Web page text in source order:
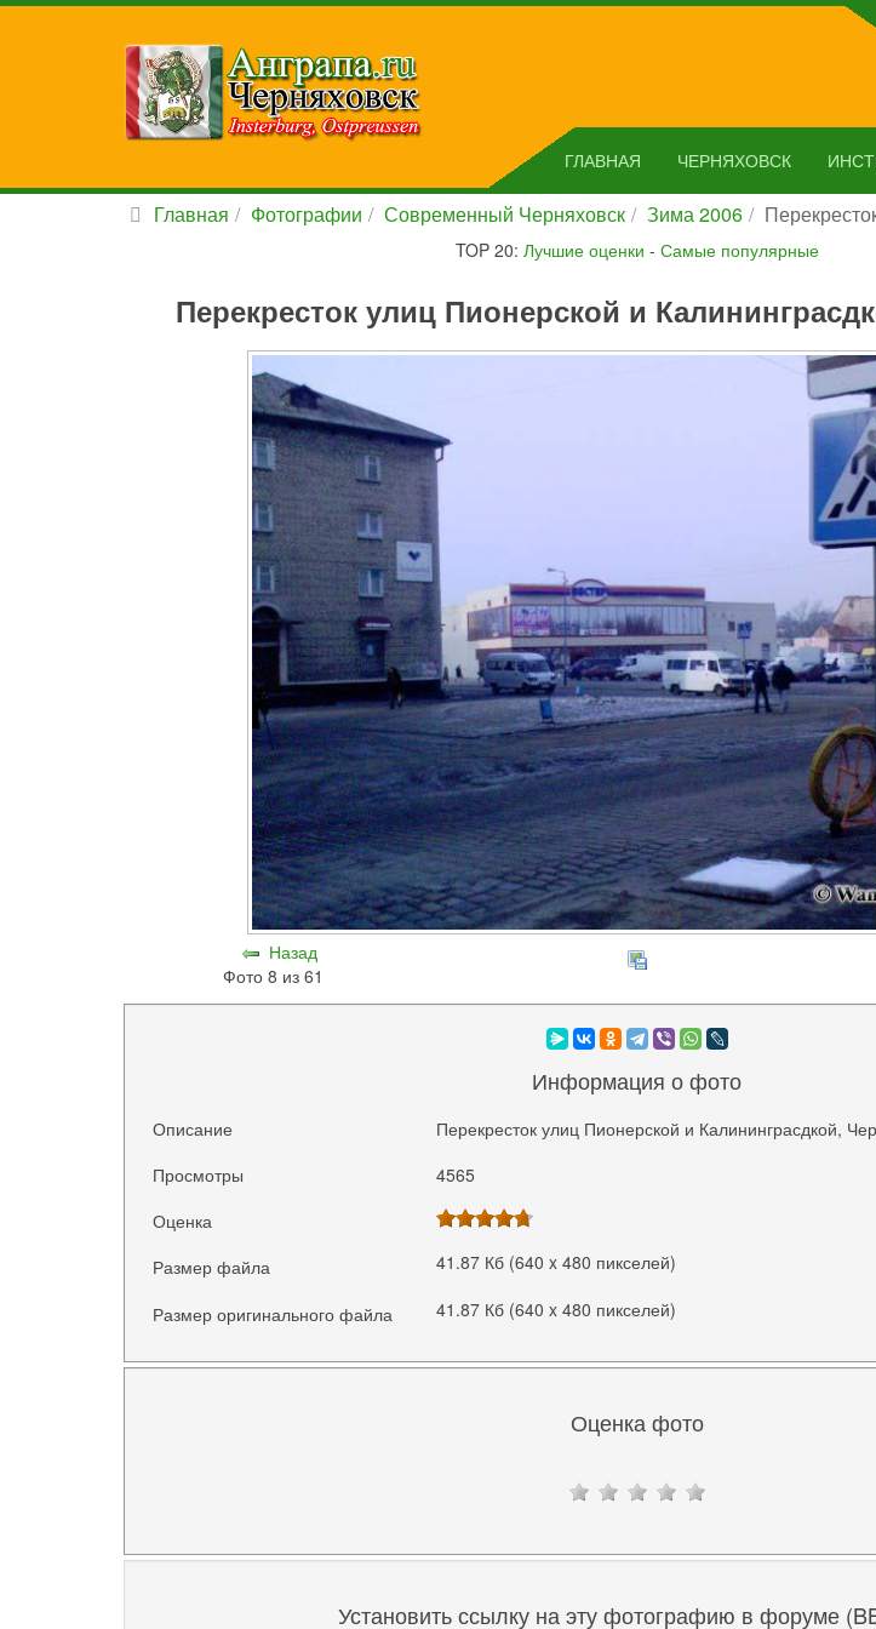
ГЛАВНАЯ ЧЕРНЯХОВСК
Главная Фотографии Современный Черняховск Зима 2006
TOP 20: Лучшие оценки - Самые популярные
Перекресток улиц Пионерской и
Назад
Фото 8 из 61
Информация о фото
Описание
Перекресток улиц Пионерской и Калининграсдкой,
Просмотры
4565
Оценка
Размер файла
41.87 Кб (640 x 480 пикселей)
Размер оригинального файла 41.87 Кб (640 x 480 пикселей)
Оценка фото
Установить ссылку на эту фотографию в форуме